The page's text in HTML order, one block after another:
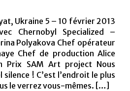
PRESSE
ANGLAIS
Ukraine 5 – 10 février 2013
Chernobyl Specialized –
Polyakova Chef opérateur
Chef de production Alice
Prix SAM Art project Nous
! C’est l’endroit le plus
le verrez vous-mêmes. […]